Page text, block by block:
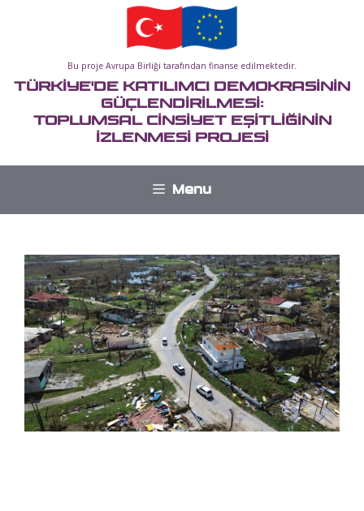
Bu proje Avrupa Birliği tarafından finanse edilmektedir.
TÜRKİYE'DE KATILIMCI DEMOKRASİNİN
GÜÇLENDİRİLMESİ:
TOPLUMSAL CİNSİYET EŞİTLİĞİNİN
İZLENMESİ PROJESİ
Menu